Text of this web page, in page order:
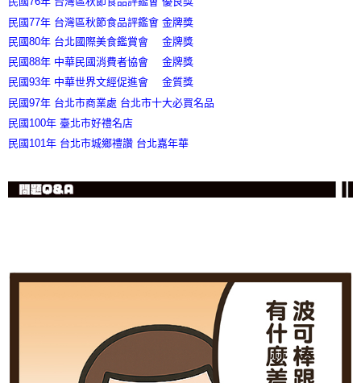
民國77年 台灣區秋節食品評鑑會 金牌獎
民國80年 台北國際美食鑑賞會
金牌獎
民國88年 中華民國消費者協會
金牌獎
民國93年 中華世界文經促進會
金質獎
民國97年 台北市商業處 台北市十大必買名品
民國100年 臺北市好禮名店
民國101年 台北市城鄉禮讚 台北嘉年華